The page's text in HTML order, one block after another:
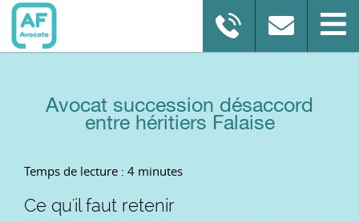
Avocat succession désaccord
entre héritiers Falaise
Temps de lecture : 4 minutes
Ce qu'il faut retenir